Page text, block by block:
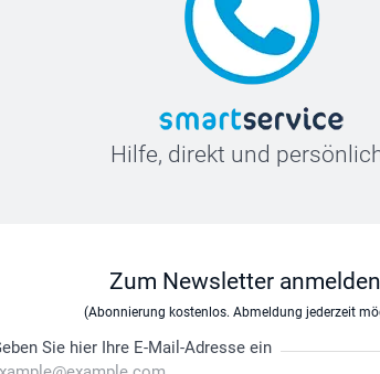
Hilfe, direkt und
Zum Newsletter
(Abonnierung kostenlos. Abmeldung jederzeit
Sie hier Ihre E-Mail-Adresse ein